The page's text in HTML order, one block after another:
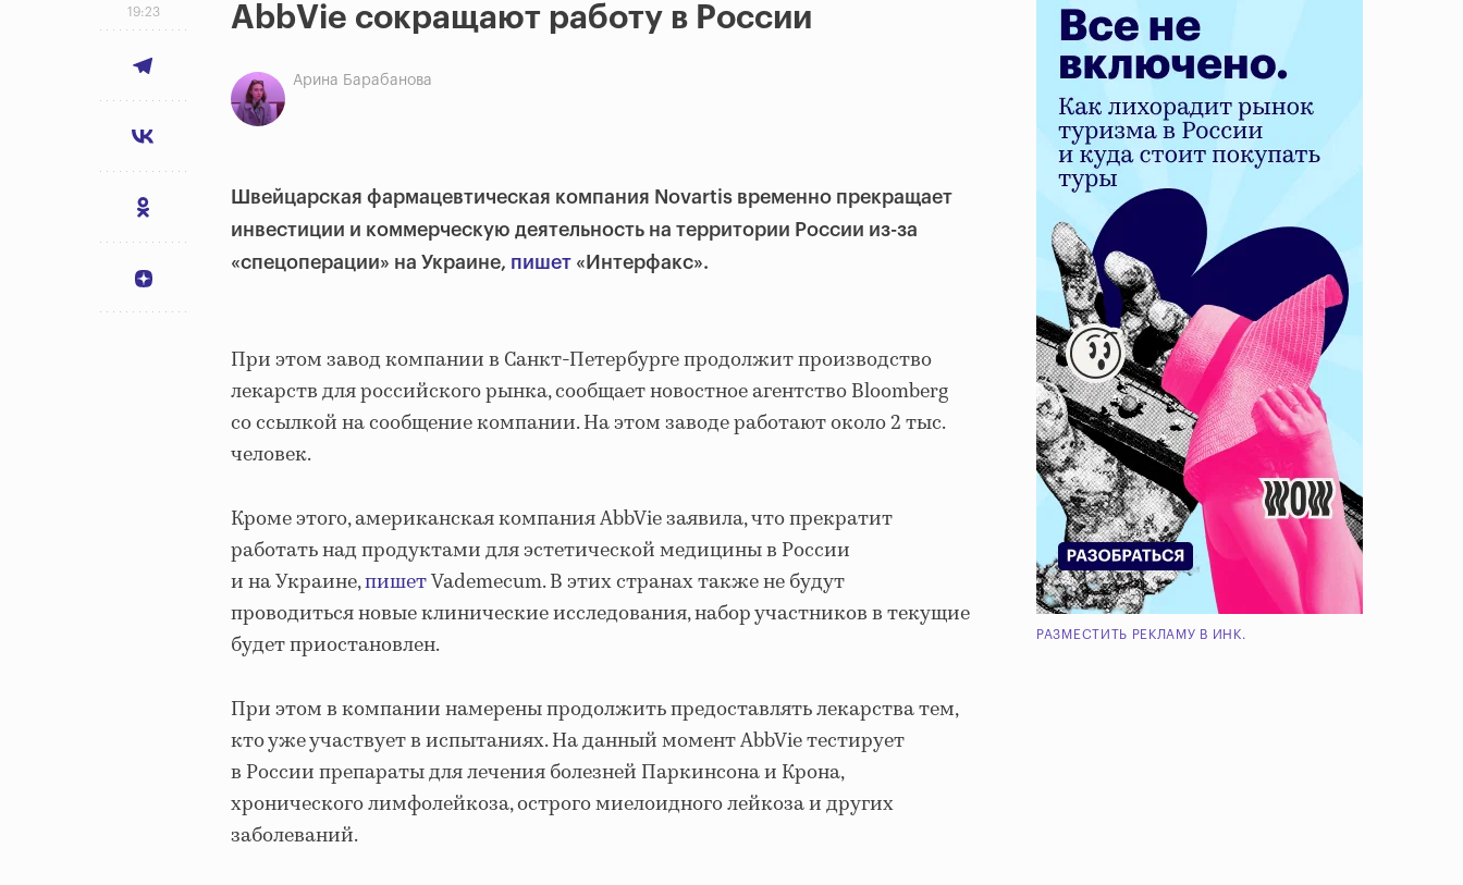
19:23
AbbVie сокращают работу в России
Арина Барабанова
Швейцарская фармацевтическая компания Novartis временно прекращает
инвестиции и коммерческую деятельность на территории России из-за
«спецоперации» на Украине, пишет «Интерфакс».
При этом завод компании в Санкт-Петербурге продолжит производство
лекарств для российского рынка, сообщает новостное агентство Bloomberg
со ссылкой на сообщение компании. На этом заводе работают около 2 тыс.
человек.
Кроме этого, американская компания AbbVie заявила, что прекратит
работать над продуктами для эстетической медицины в России
и на Украине,пишетVademecum. В этих странах также не будут
проводиться новые клинические исследования, набор участников в текущие
будет приостановлен.
При этом в компании намерены продолжить предоставлять лекарства тем,
кто уже участвует в испытаниях. На данный момент AbbVie тестирует
в России препараты для лечения болезней Паркинсона и Крона,
хронического лимфолейкоза, острого миелоидного лейкоза и других
заболеваний.
РАЗМЕСТИТЬ РЕКЛАМУ В ИНК.